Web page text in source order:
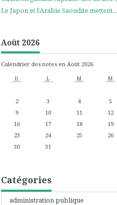
Le Japon et l’Arabie Saoudite mettent...
Août 2026
Calendrier des notes en Août 2026
D L M M
2
3 4 5
9
10 11 12
16
17 18 19
23
24 25 26
30
31
Catégories
administration publique